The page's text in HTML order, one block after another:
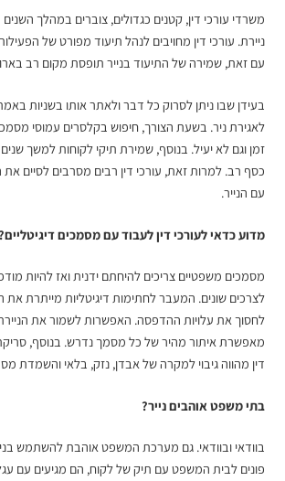
משרדי עורכי דין, קטנים כגדולים, צוברים במהלך השנים
ניירת. עורכי דין מחויבים לנהל תיעוד מפורט של
עם זאת, שמירה של התיעוד בנייר תופסת מקום רב
בעידן שבו ניתן לסרוק כל דבר ולאתר אותו בשניות
לאגירת ניר. בשעת הצורך, חיפוש בקלסרים עמוסי
זמן וגם לא יעיל. בנוסף, שמירת תיקי לקוחות למשך שנים
כסף רב. למרות זאת, עורכי דין רבים מסרבים לסיים
עם הנייר.
מדוע כדאי לעורכי דין לעבוד עם מסמכים
מסמכים משפטיים צריכים להיחתם ידנית ואז להיות
לצרכים שונים. המעבר לחתימות דיגיטליות מייתרת
לחסוך את עלויות ההדפסה. האפשרות לשמור את הניירת
מאפשרת איתור מהיר של כל מסמך נדרש. בנוסף,
דין מהווה גיבוי למקרה של אבדן, נזק, בלאי והשמדת
בתי משפט אוהבים נייר?
בוודאי ובוודאי. גם מערכת המשפט אוהבת להשתמש
פונים לבית המשפט עם תיק של לקוח, הם מגיעים עם